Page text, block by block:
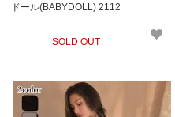
ドール(BABYDOLL) 2112
SOLD OUT